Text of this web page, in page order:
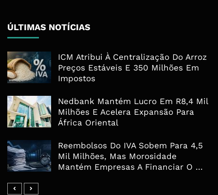
ÚLTIMAS NOTÍCIAS
ICM Atribui À Centralização Do Arroz
Preços Estáveis E 350 Milhões Em
Impostos
Nedbank Mantém Lucro Em R8,4 Mil
Milhões E Acelera Expansão Para
África Oriental
Reembolsos Do IVA Sobem Para 4,5
Mil Milhões, Mas Morosidade
Mantém Empresas A Financiar O ...